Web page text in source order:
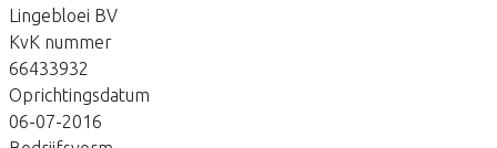
Lingebloei BV
KvK nummer
66433932
Oprichtingsdatum
06-07-2016